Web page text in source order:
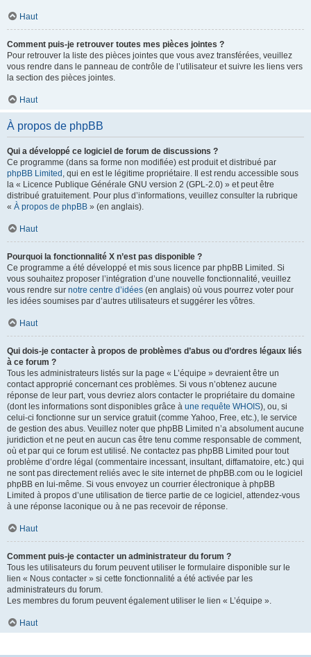
Haut
Comment puis-je retrouver toutes mes pièces jointes ?
Pour retrouver la liste des pièces jointes que vous avez transférées, veuillez
vous rendre dans le panneau de contrôle de l’utilisateur et suivre les liens vers
la section des pièces jointes.
Haut
À propos de phpBB
Qui a développé ce logiciel de forum de discussions ?
Ce programme (dans sa forme non modifiée) est produit et distribué par
phpBB Limited , qui en est le légitime propriétaire. Il est rendu accessible sous
la « Licence Publique Générale GNU version 2 (GPL-2.0) » et peut être
distribué gratuitement. Pour plus d’informations, veuillez consulter la rubrique
« À propos de phpBB » (en anglais).
Haut
Pourquoi la fonctionnalité X n’est pas disponible ?
Ce programme a été développé et mis sous licence par phpBB Limited. Si
vous souhaitez proposer l’intégration d’une nouvelle fonctionnalité, veuillez
vous rendre sur notre centre d’idées (en anglais) où vous pourrez voter pour
les idées soumises par d’autres utilisateurs et suggérer les vôtres.
Haut
Qui dois-je contacter à propos de problèmes d’abus ou d’ordres légaux liés
à ce forum ?
Tous les administrateurs listés sur la page « L’équipe » devraient être un
contact approprié concernant ces problèmes. Si vous n’obtenez aucune
réponse de leur part, vous devriez alors contacter le propriétaire du domaine
(dont les informations sont disponibles grâce à une requête WHOIS), ou, si
celui-ci fonctionne sur un service gratuit (comme Yahoo, Free, etc.), le service
de gestion des abus. Veuillez noter que phpBB Limited n’a absolument aucune
juridiction et ne peut en aucun cas être tenu comme responsable de comment,
où et par qui ce forum est utilisé. Ne contactez pas phpBB Limited pour tout
problème d’ordre légal (commentaire incessant, insultant, diffamatoire, etc.) qui
ne sont pas directement reliés avec le site internet de phpBB.com ou le logiciel
phpBB en lui-même. Si vous envoyez un courrier électronique à phpBB
Limited à propos d’une utilisation de tierce partie de ce logiciel, attendez-vous
à une réponse laconique ou à ne pas recevoir de réponse.
Haut
Comment puis-je contacter un administrateur du forum ?
Tous les utilisateurs du forum peuvent utiliser le formulaire disponible sur le
lien « Nous contacter » si cette fonctionnalité a été activée par les
administrateurs du forum.
Les membres du forum peuvent également utiliser le lien « L’équipe ».
Haut